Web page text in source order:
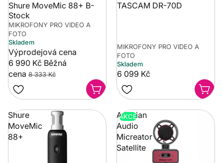
Shure MoveMic 88+ B-
Stock
MIKROFONY PRO VIDEO A
FOTO
Skladem
Výprodejová cena
6 990 Kč Běžná
cena 8 333 Kč
TASCAM DR-70D
MIKROFONY PRO VIDEO A
FOTO
Skladem
6 099 Kč
Shure
MoveMic
88+
Austrian
Audio
Micreator
Satellite
AKCE